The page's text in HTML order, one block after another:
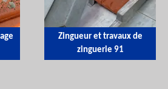
Zingueur et travaux de
zinguerie 91